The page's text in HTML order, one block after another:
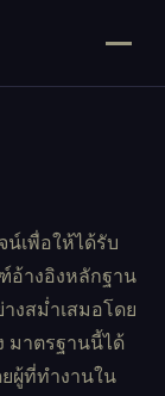
เพื่อให้ได้รับ
อ้างอิงหลักฐาน
งสม่ำเสมอโดย
มาตรฐานนี้ได้
ผู้ที่ทำงานใน